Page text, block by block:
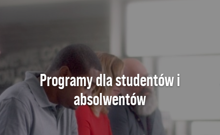
Programy dla studentów i
absolwentów